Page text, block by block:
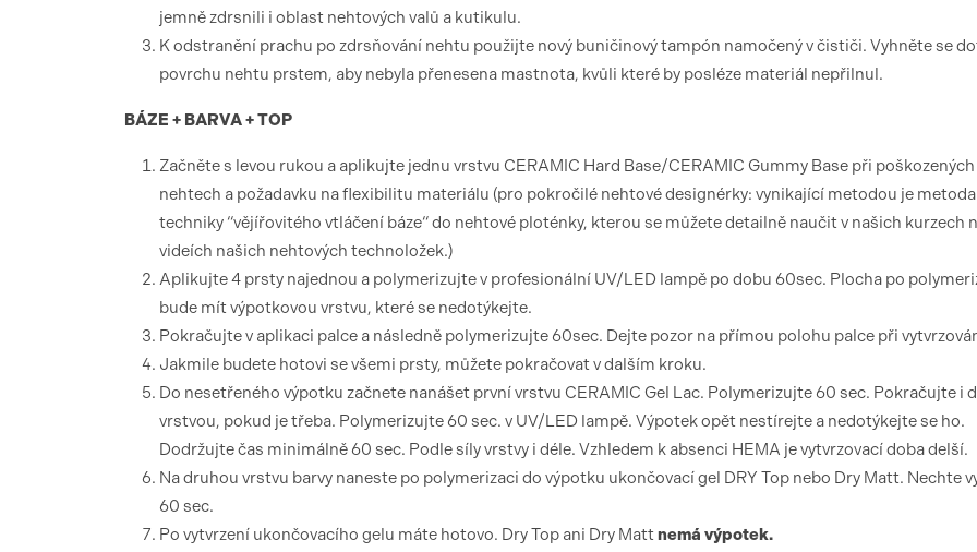
jemně zdrsnili i oblast nehtových valů a kutikulu.
K odstranění prachu po zdrsňování nehtu použijte nový buničinový tampón namočený v čističi. Vyhněte se
povrchu nehtu prstem, aby nebyla přenesena mastnota, kvůli které by posléze materiál nepřilnul.
BÁZE + BARVA + TOP
Začněte s levou rukou a aplikujte jednu vrstvu CERAMIC Hard Base/CERAMIC Gummy Base při poškozených
nehtech a požadavku na flexibilitu materiálu (pro pokročilé nehtové designérky: vynikající metodou je metoda
techniky “vějířovitého vtláčení báze“ do nehtové ploténky, kterou se můžete detailně naučit v našich kurzech
videích našich nehtových technoložek.)
Aplikujte 4 prsty najednou a polymerizujte v profesionální UV/LED lampě po dobu 60sec. Plocha po
bude mít výpotkovou vrstvu, které se nedotýkejte.
Pokračujte v aplikaci palce a následně polymerizujte 60sec. Dejte pozor na přímou polohu palce při
Jakmile budete hotovi se všemi prsty, můžete pokračovat v dalším kroku.
Do nesetřeného výpotku začnete nanášet první vrstvu CERAMIC Gel Lac. Polymerizujte 60 sec. Pokračujte i
vrstvou, pokud je třeba. Polymerizujte 60 sec. v UV/LED lampě. Výpotek opět nestírejte a nedotýkejte se ho.
Dodržujte čas minimálně 60 sec. Podle síly vrstvy i déle. Vzhledem k absenci HEMA je vytvrzovací doba delší.
Na druhou vrstvu barvy naneste po polymerizaci do výpotku ukončovací gel DRY Top nebo Dry Matt. Nechte
60 sec.
Po vytvrzení ukončovacího gelu máte hotovo. Dry Top ani Dry Mattnemá výpotek.